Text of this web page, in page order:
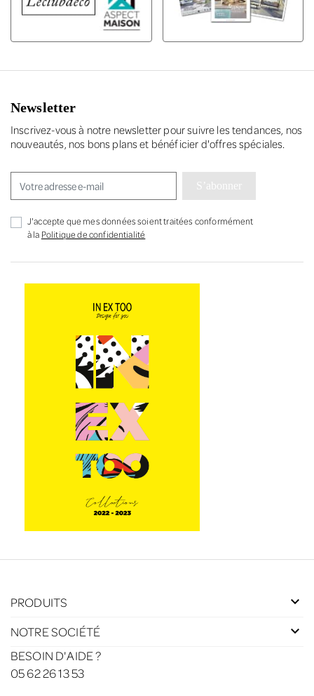
Newsletter
Inscrivez-vous à notre newsletter pour suivre les tendances, nos
nouveautés, nos bons plans et bénéficier d'offres spéciales.
S’abonner
J'accepte que mes données soient traitées conformément
à la Politique de confidentialité
PRODUITS
NOTRE SOCIÉTÉ
BESOIN D'AIDE ?
05 62 26 13 53